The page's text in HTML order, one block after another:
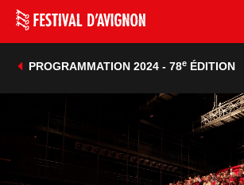
PROGRAMMATION 2024 - 78eÉDITION